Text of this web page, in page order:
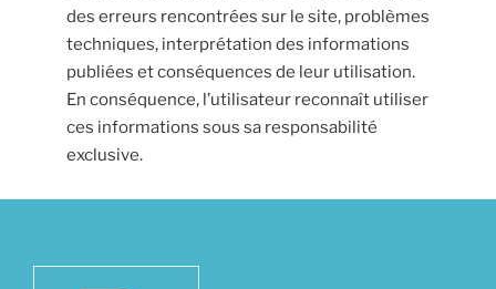
des erreurs rencontrées sur le site, problèmes
techniques, interprétation des informations
publiées et conséquences de leur utilisation.
En conséquence, l’utilisateur reconnaît utiliser
ces informations sous sa responsabilité
exclusive.